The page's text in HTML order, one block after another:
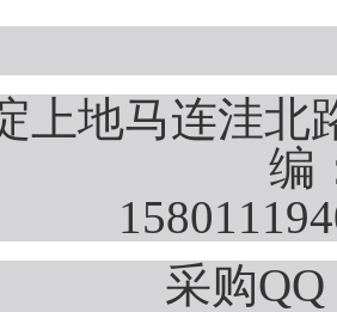
上地马连洼北
编
采购QQ